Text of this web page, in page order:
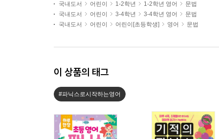
국내도서 어린이 1-2학년 1-2학년 영어
문법
국내도서
어린이 3-4학년 3-4학년 영어
문법
국내도서
어린이 어린이[초등학생] 영어 문법
이 상품의 태그
#파닉스로시작하는영어